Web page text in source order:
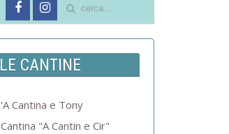
LE CANTINE
'A Cantina e Tony
Cantina "A Cantin e Cir"